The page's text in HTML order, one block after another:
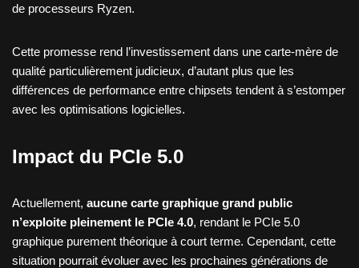
de processeurs Ryzen.
Cette promesse rend l’investissement dans une carte-mère de
qualité particulièrement judicieux, d’autant plus que les
différences de performance entre chipsets tendent à s’estomper
avec les optimisations logicielles.
Impact du PCIe 5.0
Actuellement, aucune carte graphique grand public
n’exploite pleinement le PCIe 4.0, rendant le PCIe 5.0
graphique purement théorique à court terme. Cependant, cette
situation pourrait évoluer avec les prochaines générations de